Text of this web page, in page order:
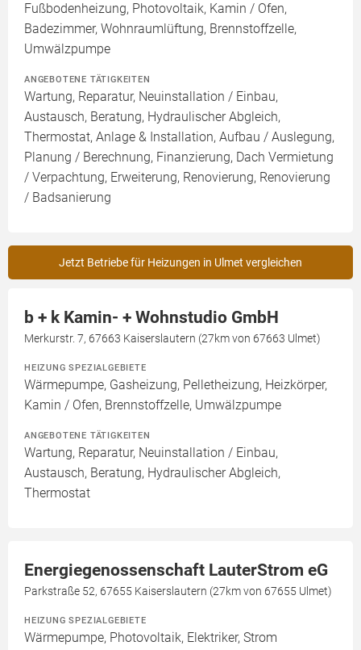
Fußbodenheizung, Photovoltaik, Kamin / Ofen,
Badezimmer, Wohnraumlüftung, Brennstoffzelle,
Umwälzpumpe
ANGEBOTENE TÄTIGKEITEN
Wartung, Reparatur, Neuinstallation / Einbau,
Austausch, Beratung, Hydraulischer Abgleich,
Thermostat, Anlage & Installation, Aufbau / Auslegung,
Planung / Berechnung, Finanzierung, Dach Vermietung
/ Verpachtung, Erweiterung, Renovierung, Renovierung
/ Badsanierung
Jetzt Betriebe für Heizungen in Ulmet vergleichen
b + k Kamin- + Wohnstudio GmbH
Merkurstr. 7, 67663 Kaiserslautern (27km von 67663 Ulmet)
HEIZUNG SPEZIALGEBIETE
Wärmepumpe, Gasheizung, Pelletheizung, Heizkörper,
Kamin / Ofen, Brennstoffzelle, Umwälzpumpe
ANGEBOTENE TÄTIGKEITEN
Wartung, Reparatur, Neuinstallation / Einbau,
Austausch, Beratung, Hydraulischer Abgleich,
Thermostat
Energiegenossenschaft LauterStrom eG
Parkstraße 52, 67655 Kaiserslautern (27km von 67655 Ulmet)
HEIZUNG SPEZIALGEBIETE
Wärmepumpe, Photovoltaik, Elektriker, Strom